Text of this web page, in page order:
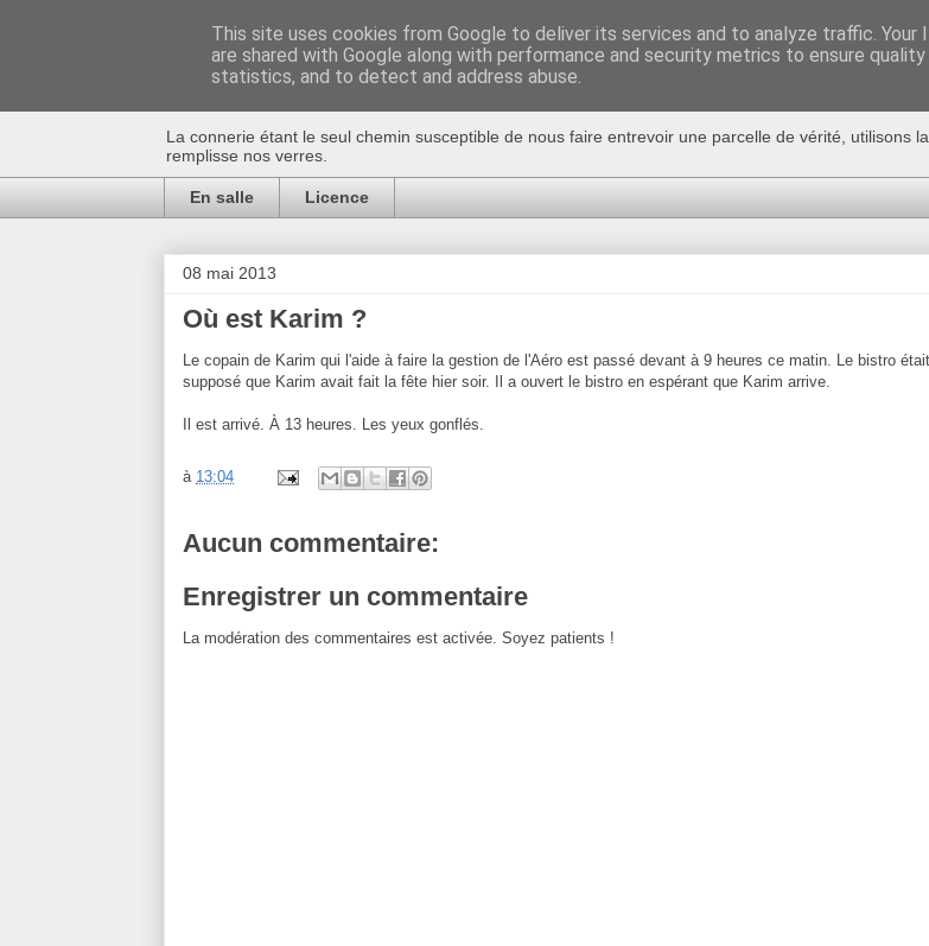
Au bistro !
La connerie étant le seul chemin susceptible de nous faire entrevoir une parcelle de vérité, utilisons
remplisse nos verres.
En salle Licence
08 mai 2013
Où est Karim ?
Le copain de Karim qui l'aide à faire la gestion de l'Aéro est passé devant à 9 heures ce matin. Le bistro
supposé que Karim avait fait la fête hier soir. Il a ouvert le bistro en espérant que Karim arrive.
Il est arrivé. À 13 heures. Les yeux gonflés.
à 13:04
Aucun commentaire:
Enregistrer un commentaire
La modération des commentaires est activée. Soyez patients !
This site uses cookies from Google to deliver its services and to analyze traffic. Your
are shared with Google along with performance and security metrics to ensure
statistics, and to detect and address abuse.